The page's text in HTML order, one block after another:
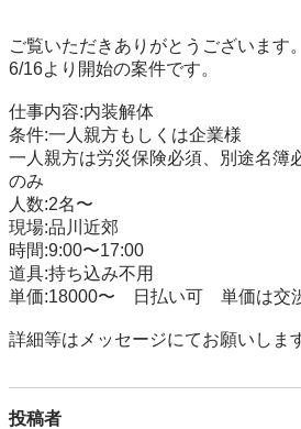
ご覧いただきありがとうございます。
6/16より開始の案件です。
仕事内容:内装解体
条件:一人親方もしくは企業様
一人親方は労災保険必須、別途名簿
のみ
人数:2名〜
現場:品川近郊
時間:9:00〜17:00
道具:持ち込み不用
単価:18000〜　日払い可　単価は交
詳細等はメッセージにてお願いしま
投稿者